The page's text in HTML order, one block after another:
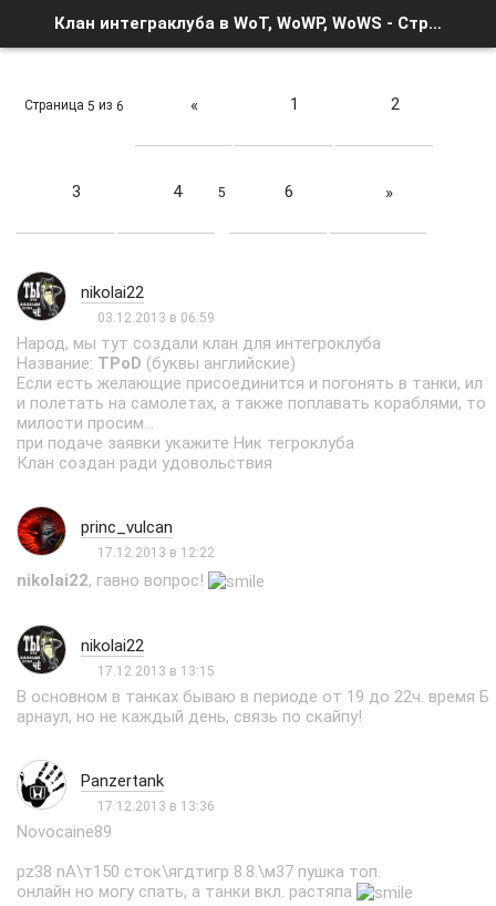
Клан интеграклуба в WoT, WoWP, WoWS - Страница 5 - Список форумов
Страница 5 из 6 « 1 2
3 4 5 6 »
nikolai22
03.12.2013 в 06:59
Народ, мы тут создали клан для интегроклуба
Название: TPoD (буквы английские)
Если есть желающие присоединится и погонять в танки, ил
и полетать на самолетах, а также поплавать кораблями, то
милости просим...
при подаче заявки укажите Ник тегроклуба
Клан создан ради удовольствия
princ_vulcan
17.12.2013 в 12:22
nikolai22, гавно вопрос!
nikolai22
17.12.2013 в 13:15
В основном в танках бываю в периоде от 19 до 22ч. время Б
арнаул, но не каждый день, связь по скайпу!
Panzertank
17.12.2013 в 13:36
Novocaine89
pz38 nA\т150 сток\ягдтигр 8.8.\м37 пушка топ.
онлайн но могу спать, а танки вкл. растяпа